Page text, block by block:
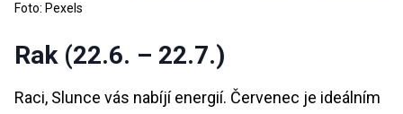
Foto: Pexels
Rak (22.6. – 22.7.)
Raci, Slunce vás nabíjí energií. Červenec je ideálním